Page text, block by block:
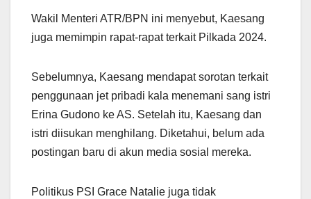
Wakil Menteri ATR/BPN ini menyebut, Kaesang
juga memimpin rapat-rapat terkait Pilkada 2024.
Sebelumnya, Kaesang mendapat sorotan terkait
penggunaan jet pribadi kala menemani sang istri
Erina Gudono ke AS. Setelah itu, Kaesang dan
istri diisukan menghilang. Diketahui, belum ada
postingan baru di akun media sosial mereka.
Politikus PSI Grace Natalie juga tidak